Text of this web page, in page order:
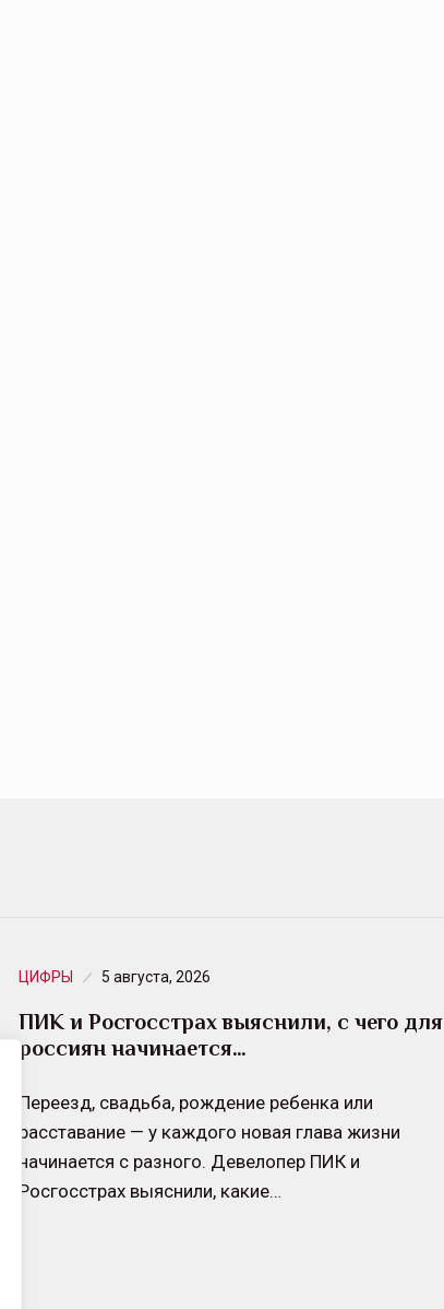
ЦИФРЫ 5 августа, 2026
ПИК и Росгосстрах выяснили, с чего для
россиян начинается…
Переезд, свадьба, рождение ребенка или
расставание — у каждого новая глава жизни
начинается с разного. Девелопер ПИК и
Росгосстрах выяснили, какие…